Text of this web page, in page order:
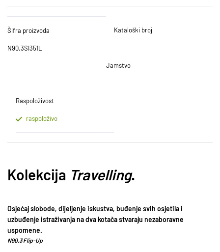
Šifra proizvoda
N90.3SI351L
Kataloški broj
Jamstvo
Raspoloživost
raspoloživo
Kolekcija Travelling.
Osjećaj slobode, dijeljenje iskustva, buđenje svih osjetila i
uzbuđenje istraživanja na dva kotača stvaraju nezaboravne
uspomene.
N90.3 Flip-Up